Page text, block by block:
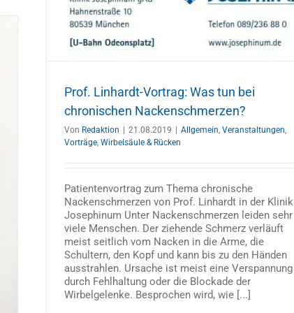
Prof. Linhardt-Vortrag: Was tun bei
chronischen Nackenschmerzen?
Von Redaktion 21.08.2019 Allgemein, Veranstaltungen,
Vorträge, Wirbelsäule & Rücken
Patientenvortrag zum Thema chronische
Nackenschmerzen von Prof. Linhardt in der Klinik
Josephinum Unter Nackenschmerzen leiden sehr
viele Menschen. Der ziehende Schmerz verläuft
meist seitlich vom Nacken in die Arme, die
Schultern, den Kopf und kann bis zu den Händen
ausstrahlen. Ursache ist meist eine Verspannung
durch Fehlhaltung oder die Blockade der
Wirbelgelenke. Besprochen wird, wie [...]